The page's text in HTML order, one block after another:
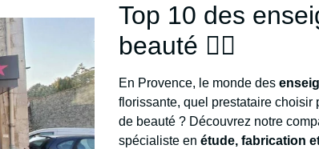
Top 10 des
beauté 💆‍♀️
En Provence, le monde des
florissante, quel prestataire choisir
de beauté ? Découvrez notre
spécialiste enétude, fabrication